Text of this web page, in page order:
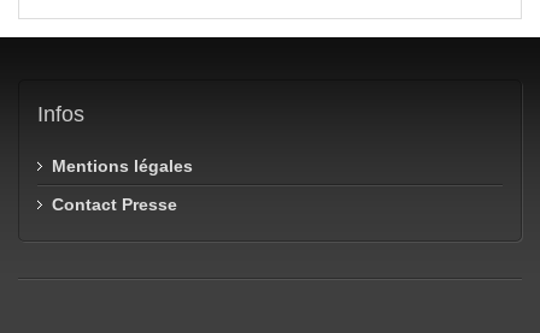
Infos
Mentions légales
Contact Presse